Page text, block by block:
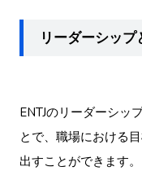
リーダーシッ
ENTJのリーダーシッ
とで、職場における
出すことができます。